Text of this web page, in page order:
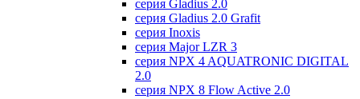
серия Gladius 2.0
серия Gladius 2.0 Grafit
серия Inoxis
серия Major LZR 3
серия NPX 4 AQUATRONIC DIGITAL
2.0
серия NPX 8 Flow Active 2.0